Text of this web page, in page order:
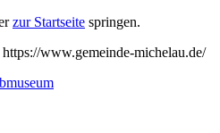
zur Startseite springen.
www.gemeinde-michelau.de/